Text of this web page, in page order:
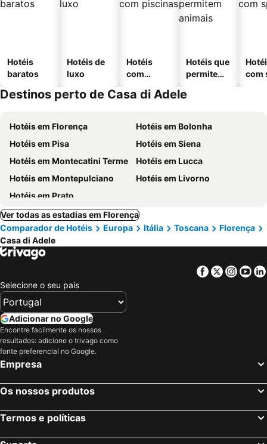
Hotéis
baratos
Hotéis de
luxo
Hotéis
com
Hotéis que
permitem
com
Destinos perto de Casa di Adele
Hotéis em Florença
Hotéis em Bolonha
Hotéis em Pisa
Hotéis em Siena
Hotéis em Montecatini Terme
Hotéis em Lucca
Hotéis em Montepulciano
Hotéis em Livorno
Hotéis em Prato
Ver todas as estadias em Florença
Comparador de Hotéis
Europa Itália Toscana
Florença
Casa di Adele
Facebook
Twitter
Selecione o seu país
Adicionar no Google
Encontre facilmente os nossos
resultados: adicione o trivago como
fonte preferencial no Google.
Empresa
Os nossos produtos
Termos e políticas